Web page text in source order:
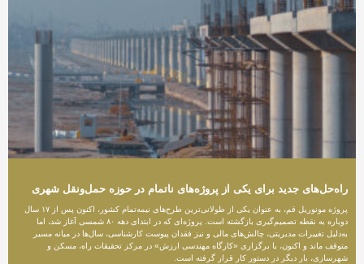
راه‌حل‌های جدید برای یکی از پروژه‌‌های ناتمام در حوزه حمل‌ونقل شهری
پروژه مونوریل قم، به عنوان یکی از طولانی‌ترین طرح‌های نیمه‌تمام کشور، اکنون پس از ۱۷ سال
دوباره به نقطه تصمیم‌گیری بازگشته است. پروژه‌ای که در ابتدای دهه ۸۰ شمسی آغاز شد، اما
به‌دلیل تغییرات مدیریتی، چالش‌های مالی و نیز فقدان پیوست کارشناسی، سال‌ها در میانه مسیر
متوقف ماند و اکنون، با برگزاری «کارگاه مهندسی ارزش» در مرکز تحقیقات راه، مسکن و
شهرسازی، بار دیگر در دستور کار قرار گرفته است.